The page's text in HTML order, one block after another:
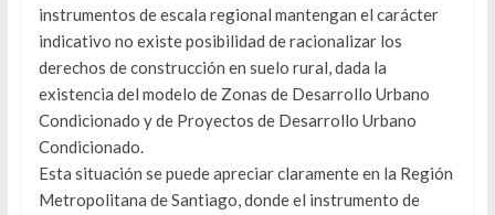
instrumentos de escala regional mantengan el carácter
indicativo no existe posibilidad de racionalizar los
derechos de construcción en suelo rural, dada la
existencia del modelo de Zonas de Desarrollo Urbano
Condicionado y de Proyectos de Desarrollo Urbano
Condicionado.
Esta situación se puede apreciar claramente en la Región
Metropolitana de Santiago, donde el instrumento de